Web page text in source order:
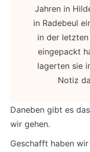
Jahren in
in Radebeul
in der
eingepackt
lagerten sie
Notiz
Daneben gibt es
wir gehen.
Geschafft haben